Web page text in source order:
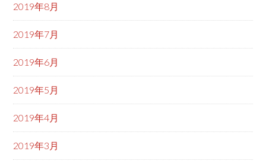
2019年8月
2019年7月
2019年6月
2019年5月
2019年4月
2019年3月